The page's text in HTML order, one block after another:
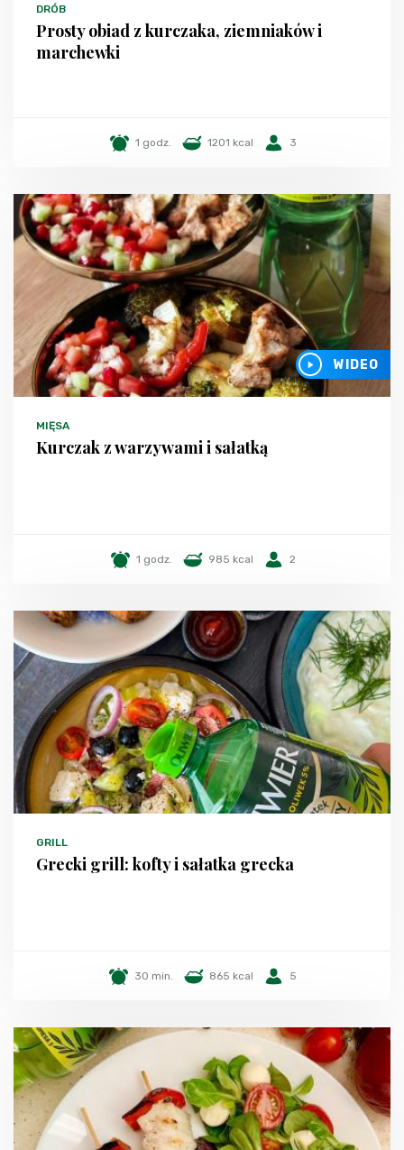
DRÓB
Prosty obiad z kurczaka, ziemniaków i
marchewki
1 godz. 1201 kcal 3
WIDEO
MIĘSA
Kurczak z warzywami i sałatką
1 godz. 985 kcal 2
GRILL
Grecki grill: kofty i sałatka grecka
30 min. 865 kcal 5